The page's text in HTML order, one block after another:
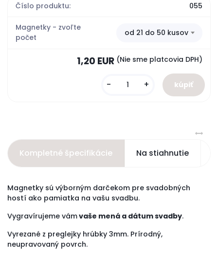
Číslo produktu: 055
Magnetky - zvoľte
počet
od 21 do 50 kusov
1,20 EUR (Nie sme platcovia DPH)
- +
Kompletné špecifikácie Na stiahnutie
Magnetky sú výborným darčekom pre svadobných
hostí ako pamiatka na vašu svadbu.
Vygravírujeme vámvaše mená a dátum svadby.
Vyrezané z preglejky hrúbky 3mm. Prírodný,
neupravovaný povrch.